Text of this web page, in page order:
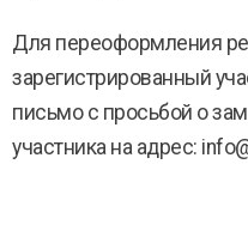
Для переоформления
зарегистрированный
письмо с просьбой о
участника на адрес: